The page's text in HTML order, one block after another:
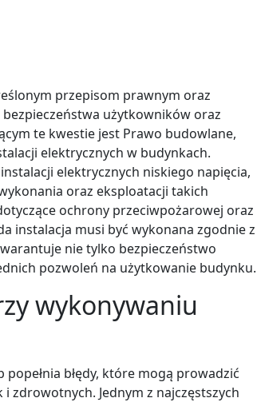
przepisom prawnym oraz
użytkowników oraz
te kwestie jest Prawo budowlane,
elektrycznych w budynkach.
elektrycznych niskiego napięcia,
oraz eksploatacji takich
ochrony przeciwpożarowej oraz
instalacja musi być wykonana zgodnie z
nie tylko bezpieczeństwo
pozwoleń na użytkowanie budynku.
wykonywaniu
błędy, które mogą prowadzić
zdrowotnych. Jednym z najczęstszych